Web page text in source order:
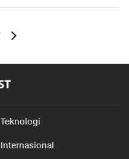
Teknologi
Internasional